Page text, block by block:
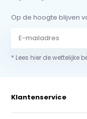
Op de hoogte blijven
* Lees hier de wettelijke
Klantenservice